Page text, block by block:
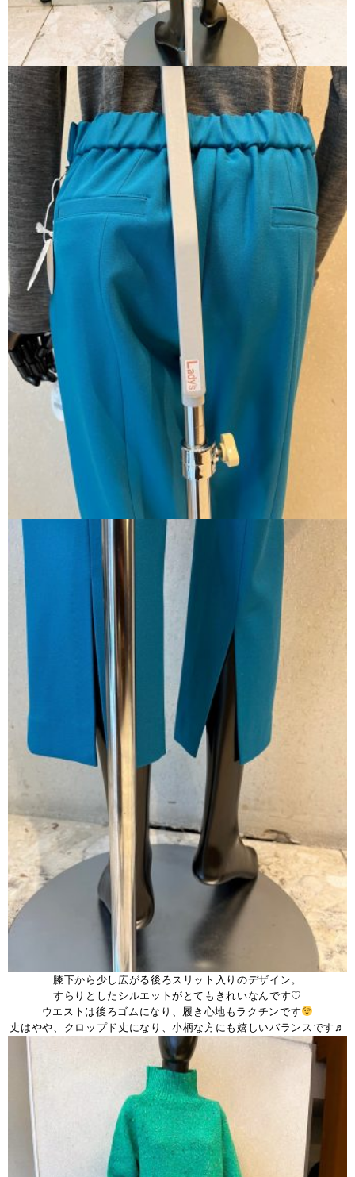
膝下から少し広がる後ろスリット入りのデザイン。
すらりとしたシルエットがとてもきれいなんです♡
ウエストは後ろゴムになり、履き心地もラクチンです
丈はやや、クロップド丈になり、小柄な方にも嬉しいバランスです♬